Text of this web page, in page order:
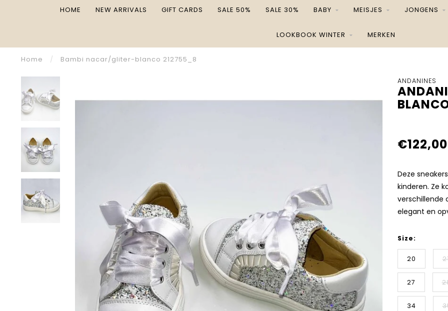
HOME NEW ARRIVALS GIFT CARDS SALE 50% SALE 30% BABY MEISJES JONGENS
LOOKBOOK WINTER MERKEN
Home / Bambi nacar/gliter-blanco 212755_8
ANDANINES
€122,00
Deze
kinderen. Ze
verschillende
elegant en
Size:
20
27
34